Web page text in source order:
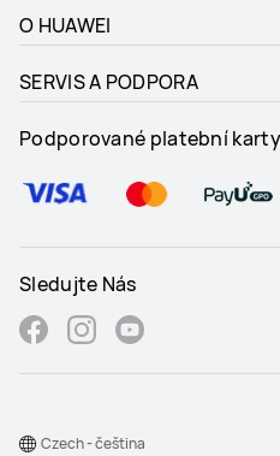
O HUAWEI
SERVIS A PODPORA
Podporované platební
Sledujte Nás
Czech - čeština